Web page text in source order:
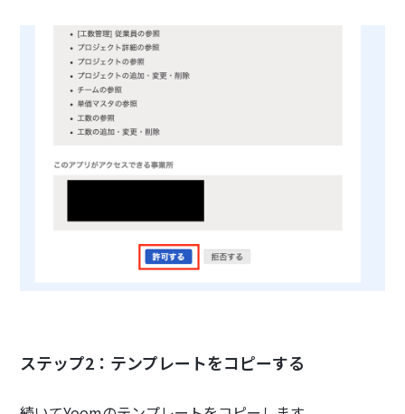
ステップ2：テンプレートをコピーする